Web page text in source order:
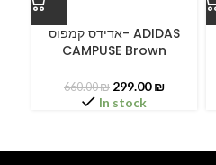
אדידס קמפוס- ADIDAS
CAMPUSE Brown
660.00₪ 299.00₪
In stock